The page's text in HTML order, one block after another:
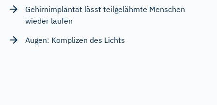
Gehirnimplantat lässt teilgelähmte Menschen
wieder laufen
Augen: Komplizen des Lichts